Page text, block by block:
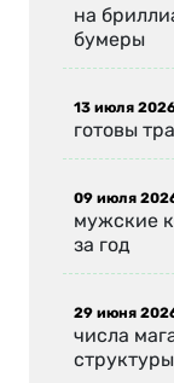
на
бумеры
13 июля
готовы
09 июля
мужские
за год
29 июня
числа